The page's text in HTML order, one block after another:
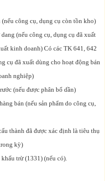
công cụ, dụng cụ còn tồn kho)
(nếu công cụ, dụng cụ đã xuất
Có các TK 641, 642
dùng cho hoạt động bán
được phân bổ dần)
bán (nếu sản phẩm do công cụ,
thành đã được xác định là tiêu thụ
kỳ)
trừ (1331) (nếu có).